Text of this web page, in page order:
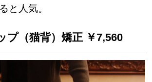
と人気。
プ（猫背）矯正 ￥7,560